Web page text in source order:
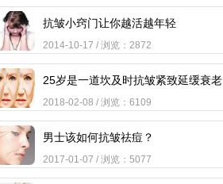
抗皱小窍门让你越活越年轻
2014-10-17 / 浏览：2872
25岁是一道坎及时抗皱紧致延缓衰老
2018-02-08 / 浏览：6109
男士该如何抗皱祛痘？
2017-01-07 / 浏览：5077